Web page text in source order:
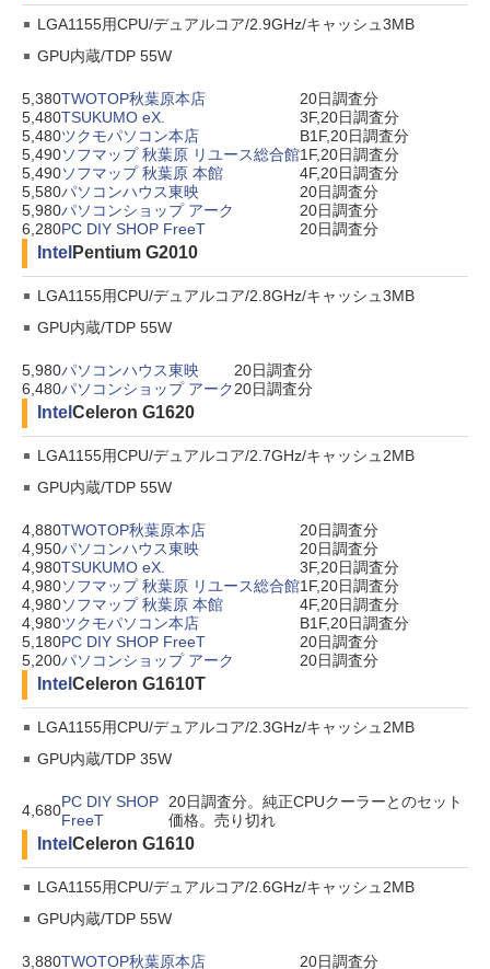
LGA1155用CPU/デュアルコア/2.9GHz/キャッシュ3MB
GPU内蔵/TDP 55W
5,380TWOTOP秋葉原本店
20日調査分
5,480TSUKUMO eX.
3F,20日調査分
5,480ツクモパソコン本店
B1F,20日調査分
5,490ソフマップ 秋葉原 リユース総合館1F,20日調査分
5,490ソフマップ 秋葉原 本館
4F,20日調査分
5,580パソコンハウス東映
20日調査分
5,980パソコンショップ アーク
20日調査分
6,280PC DIY SHOP FreeT 20日調査分
Intel Pentium G2010
LGA1155用CPU/デュアルコア/2.8GHz/キャッシュ3MB
GPU内蔵/TDP 55W
5,980パソコンハウス東映
20日調査分
6,480パソコンショップ アーク20日調査分
Intel Celeron G1620
LGA1155用CPU/デュアルコア/2.7GHz/キャッシュ2MB
GPU内蔵/TDP 55W
4,880TWOTOP秋葉原本店
20日調査分
4,950パソコンハウス東映
20日調査分
4,980TSUKUMO eX.
3F,20日調査分
4,980ソフマップ 秋葉原 リユース総合館1F,20日調査分
4,980ソフマップ 秋葉原 本館
4F,20日調査分
4,980ツクモパソコン本店
B1F,20日調査分
5,180PC DIY SHOP FreeT
20日調査分
5,200パソコンショップ アーク 20日調査分
Intel Celeron G1610T
LGA1155用CPU/デュアルコア/2.3GHz/キャッシュ2MB
GPU内蔵/TDP 35W
4,680PC DIY SHOP
FreeT
20日調査分。純正CPUクーラーとのセット
価格。売り切れ
Intel Celeron G1610
LGA1155用CPU/デュアルコア/2.6GHz/キャッシュ2MB
GPU内蔵/TDP 55W
3,880TWOTOP秋葉原本店
20日調査分